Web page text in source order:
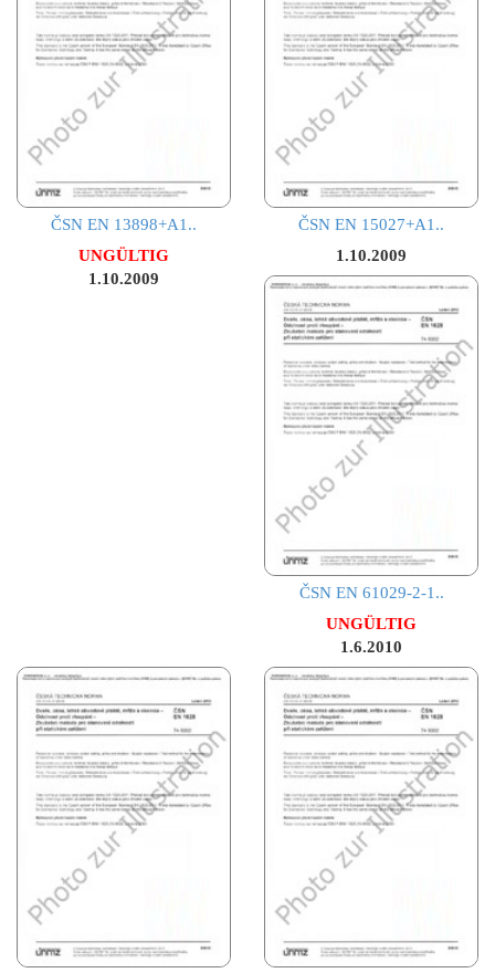
ČSN EN 13898+A1..
UNGÜLTIG
1.10.2009
ČSN EN 15027+A1..
1.10.2009
ČSN EN 61029-2-1..
UNGÜLTIG
1.6.2010